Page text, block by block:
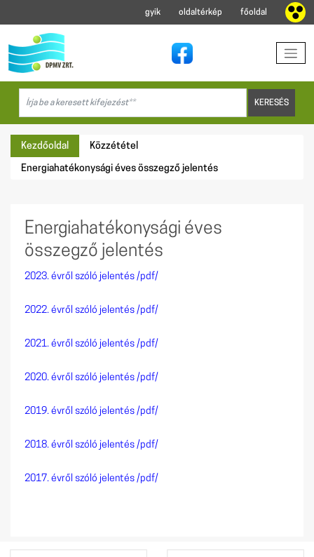
gyik oldaltérkép főoldal
Kezdőoldal Közzététel
Energiahatékonysági éves összegző jelentés
Energiahatékonysági éves
összegző jelentés
2023. évről szóló jelentés /pdf/
2022. évről szóló jelentés /pdf/
2021. évről szóló jelentés /pdf/
2020. évről szóló jelentés /pdf/
2019. évről szóló jelentés /pdf/
2018. évről szóló jelentés /pdf/
2017. évről szóló jelentés /pdf/